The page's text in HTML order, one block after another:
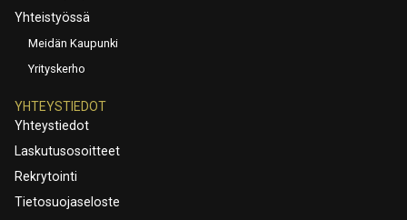
Yhteistyössä
Meidän Kaupunki
Yrityskerho
YHTEYSTIEDOT
Yhteystiedot
Laskutusosoitteet
Rekrytointi
Tietosuojaseloste